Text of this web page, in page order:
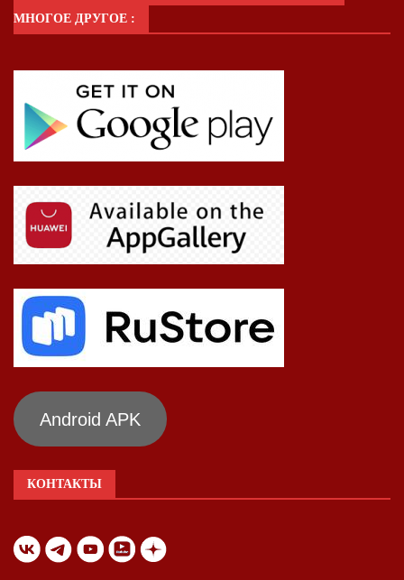
МНОГОЕ ДРУГОЕ :
Android APK
КОНТАКТЫ